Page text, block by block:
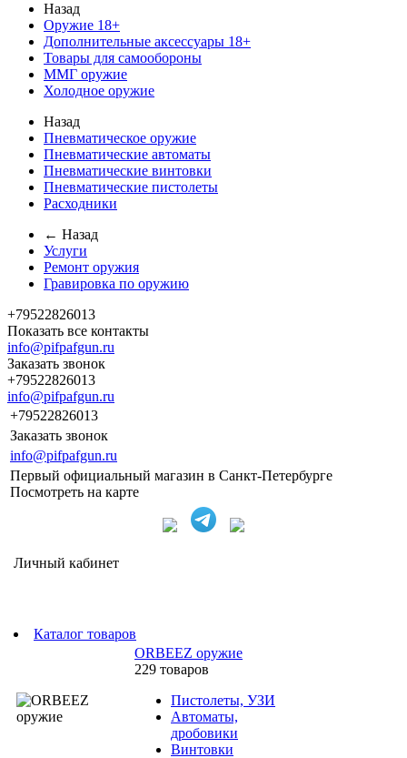
Назад
Оружие 18+
Дополнительные аксессуары 18+
Товары для самообороны
ММГ оружие
Холодное оружие
Назад
Пневматическое оружие
Пневматические автоматы
Пневматические винтовки
Пневматические пистолеты
Расходники
← Назад
Услуги
Ремонт оружия
Гравировка по оружию
+79522826013
Показать все контакты
info@pifpafgun.ru
Заказать звонок
+79522826013
info@pifpafgun.ru
+79522826013
Заказать звонок
info@pifpafgun.ru
Первый официальный магазин в Санкт-Петербурге
Посмотреть на карте
Личный кабинет
Каталог товаров
ORBEEZ оружие
229 товаров
Пистолеты, УЗИ
Автоматы,
дробовики
Винтовки